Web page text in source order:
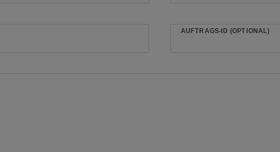
AUFTRAGS-ID (OPTIONAL)